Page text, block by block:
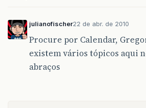
julianofischer22 de abr. de 2010
Procure por Calendar,
existem vários tópicos aqui
abraços